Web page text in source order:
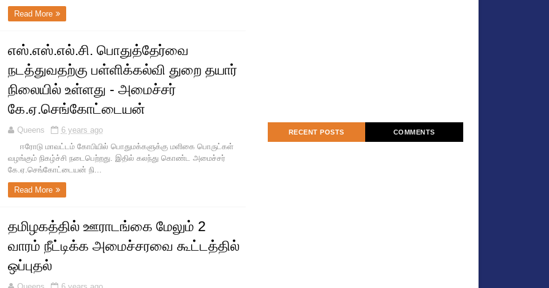
Read More
எஸ்.எஸ்.எல்.சி. பொதுத்தேர்வை
நடத்துவதற்கு பள்ளிக்கல்வி துறை தயார்
நிலையில் உள்ளது - அமைச்சர்
கே.ஏ.செங்கோட்டையன்
Queens
6 years ago
ஈரோடு மாவட்டம் கோபியில் பொதுமக்களுக்கு மளிகை பொருட்கள்
வழங்கும் நிகழ்ச்சி நடைபெற்றது. இதில் கலந்து கொண்ட அமைச்சர்
கே.ஏ.செங்கோட்டையன் நி...
Read More
தமிழகத்தில் ஊராடங்கை மேலும் 2
வாரம் நீட்டிக்க அமைச்சரவை கூட்டத்தில்
ஒப்புதல்
RECENT POSTS COMMENTS